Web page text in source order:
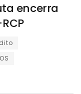
encerra